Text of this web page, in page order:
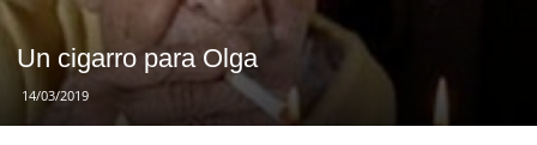
Un cigarro para Olga
14/03/2019